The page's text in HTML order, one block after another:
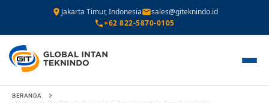
Jakarta Timur, Indonesia
sales@giteknindo.id
+62 822-5870-0105
Lompat
BERANDA